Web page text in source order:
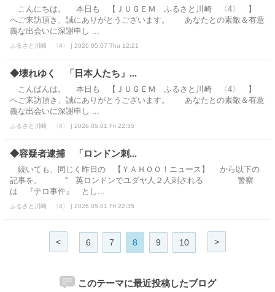
こんにちは。 本日も 【ＪＵＧＥＭ ふるさと川崎 〈4〉 】
へご来訪頂き、誠にありがとうございます。 あなたとの素敵＆有意
義な出会いに深謝申し ...
ふるさと川崎 〈4〉 | 2026.05.07 Thu 12:21
◆壊れゆく 「日本人たち」...
こんばんは。 本日も 【ＪＵＧＥＭ ふるさと川崎 〈4〉 】
へご来訪頂き、誠にありがとうございます。 あなたとの素敵＆有意
義な出会いに深謝申し ...
ふるさと川崎 〈4〉 | 2026.05.01 Fri 22:35
◆容疑者逮捕 「ロンドン刺...
続いても、同じく昨日の 【ＹＡＨＯＯ！ニュース】 から以下の
記事を。 “ 英ロンドンでユダヤ人２人刺される 警察
は 『テロ事件』 とし...
ふるさと川崎 〈4〉 | 2026.05.01 Fri 22:35
< 6 7 8 9 10 >
このテーマに最近投稿したブログ